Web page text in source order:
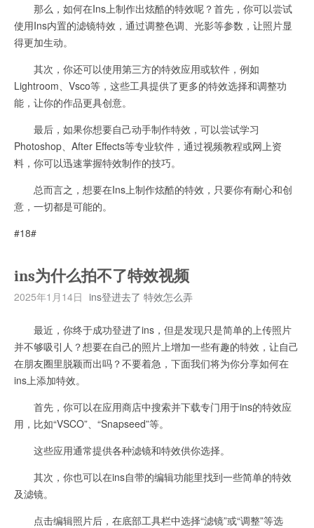
那么，如何在Ins上制作出炫酷的特效呢？首先，你可以尝试
使用Ins内置的滤镜特效，通过调整色调、光影等参数，让照片显
得更加生动。
其次，你还可以使用第三方的特效应用或软件，例如
Lightroom、Vsco等，这些工具提供了更多的特效选择和调整功
能，让你的作品更具创意。
最后，如果你想要自己动手制作特效，可以尝试学习
Photoshop、After Effects等专业软件，通过视频教程或网上资
料，你可以迅速掌握特效制作的技巧。
总而言之，想要在Ins上制作炫酷的特效，只要你有耐心和创
意，一切都是可能的。
#18#
ins为什么拍不了特效视频
2025年1月14日 ins登进去了 特效怎么弄
最近，你终于成功登进了ins，但是发现只是简单的上传照片
并不够吸引人？想要在自己的照片上增加一些有趣的特效，让自己
在朋友圈里脱颖而出吗？不要着急，下面我们将为你分享如何在
ins上添加特效。
首先，你可以在应用商店中搜索并下载专门用于ins的特效应
用，比如“VSCO”、“Snapseed”等。
这些应用通常提供各种滤镜和特效供你选择。
其次，你也可以在ins自带的编辑功能里找到一些简单的特效
及滤镜。
点击编辑照片后，在底部工具栏中选择“滤镜”或“调整”等选